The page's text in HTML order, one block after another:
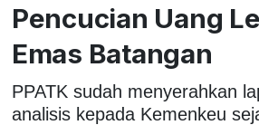
Pencucian Uang
Emas Batangan
PPATK sudah menyerahkan
analisis kepada Kemenkeu